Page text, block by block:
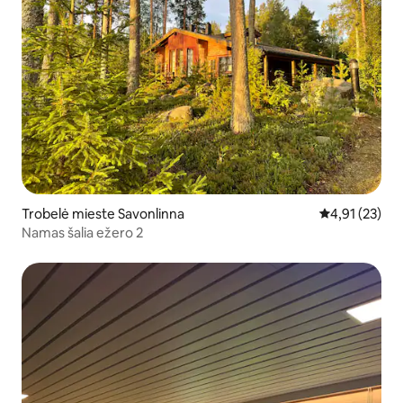
Trobelė mieste Savonlinna Vidutinis
4,91 (23)
Namas šalia ežero 2